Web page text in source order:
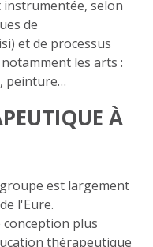
selon
de
et de processus
les arts :
peinture…
À
est largement
l'Eure.
plus
thérapeutique